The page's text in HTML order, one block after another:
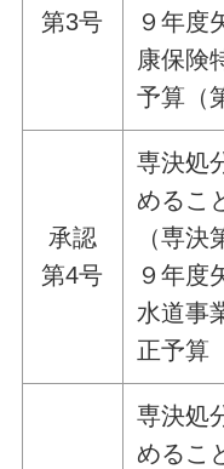
第3号
９年度
康保険
予算（
承認
第4号
専決処
めるこ
（専決
９年度
水道事
正予算
専決処
めるこ